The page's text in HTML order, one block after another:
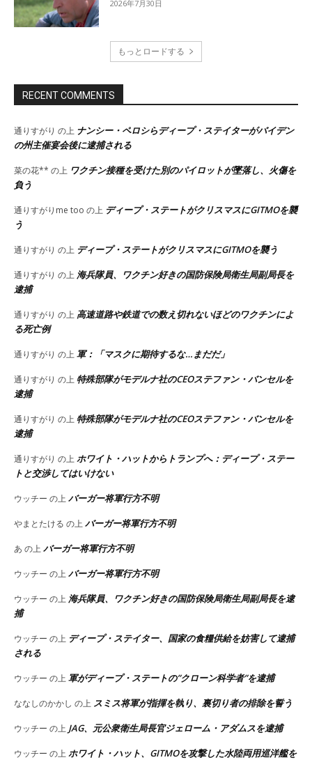
2026年7月30日
もっとロードする
RECENT COMMENTS
通りすがり の上 ナンシー・ペロシらディープ・ステイターがバイデン
の州主催宴会後に逮捕される
菜の花** の上 ワクチン接種を受けた別のパイロットが墜落し、火傷を
負う
通りすがりme too の上 ディープ・ステートがクリスマスにGITMOを襲
う
通りすがり の上 ディープ・ステートがクリスマスにGITMOを襲う
通りすがり の上 海兵隊員、ワクチン好きの国防保険局衛生局副局長を
逮捕
通りすがり の上 高速道路や鉄道での数え切れないほどのワクチンによ
る死亡例
通りすがり の上 軍：「マスクに期待するな…まだだ」
通りすがり の上 特殊部隊がモデルナ社のCEOステファン・バンセルを
逮捕
通りすがり の上 特殊部隊がモデルナ社のCEOステファン・バンセルを
逮捕
通りすがり の上 ホワイト・ハットからトランプへ：ディープ・ステー
トと交渉してはいけない
ウッチー の上 バーガー将軍行方不明
やまとたける の上 バーガー将軍行方不明
あ の上 バーガー将軍行方不明
ウッチー の上 バーガー将軍行方不明
ウッチー の上 海兵隊員、ワクチン好きの国防保険局衛生局副局長を逮
捕
ウッチー の上 ディープ・ステイター、国家の食糧供給を妨害して逮捕
される
ウッチー の上 軍がディープ・ステートの”クローン科学者”を逮捕
ななしのかかし の上 スミス将軍が指揮を執り、裏切り者の排除を誓う
ウッチー の上 JAG、元公衆衛生局長官ジェローム・アダムスを逮捕
ウッチー の上 ホワイト・ハット、GITMOを攻撃した水陸両用巡洋艦を